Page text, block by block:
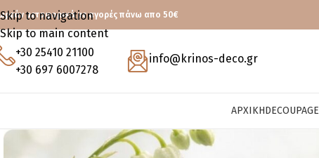
Skip to navigation
Skip to main content
μεταφορικά με αγορές πάνω απο 50€
+30 25410 21100
+30 697 6007278
info@krinos-deco.gr
ΑΡΧΙΚΉDECOUPAGE